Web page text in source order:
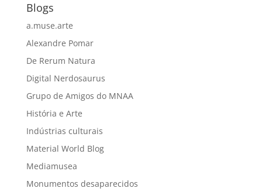
Blogs
a.muse.arte
Alexandre Pomar
De Rerum Natura
Digital Nerdosaurus
Grupo de Amigos do MNAA
História e Arte
Indústrias culturais
Material World Blog
Mediamusea
Monumentos desaparecidos